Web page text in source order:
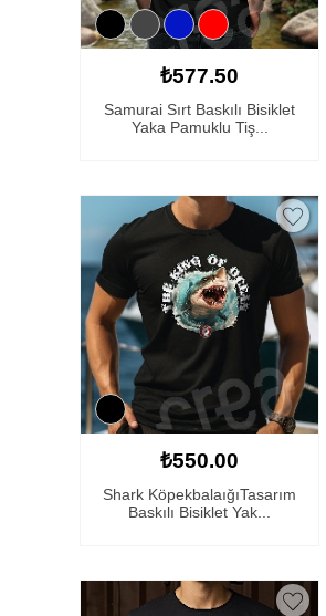
₺577.50
Samurai Sırt Baskılı Bisiklet
Yaka Pamuklu Tiş...
₺550.00
Shark KöpekbalaığıTasarım
Baskılı Bisiklet Yak...